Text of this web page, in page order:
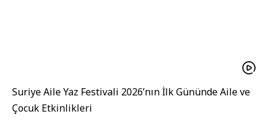
Suriye Aile Yaz Festivali 2026’nın İlk Gününde Aile ve
Çocuk Etkinlikleri